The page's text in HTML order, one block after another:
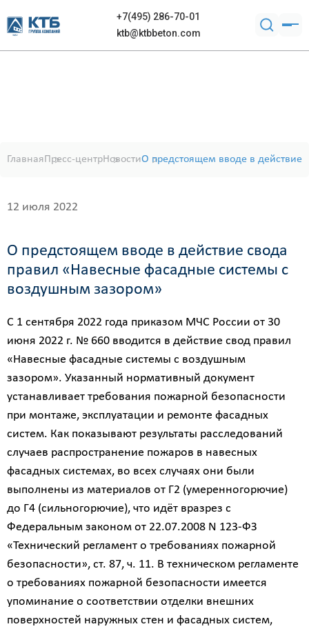
+7(495) 286-70-01
ktb@ktbbeton.com
ГлавнаяПресс-центрНовостиО предстоящем вводе в
12 июля 2022
О предстоящем вводе в действие свода
правил «Навесные фасадные системы с
воздушным зазором»
С 1 сентября 2022 года приказом МЧС России от 30
июня 2022 г. № 660 вводится в действие свод правил
«Навесные фасадные системы с воздушным
зазором». Указанный нормативный документ
устанавливает требования пожарной безопасности
при монтаже, эксплуатации и ремонте фасадных
систем. Как показывают результаты расследований
случаев распространение пожаров в навесных
фасадных системах, во всех случаях они были
выполнены из материалов от Г2 (умеренногорючие)
до Г4 (сильногорючие), что идёт вразрез с
Федеральным законом от 22.07.2008 N 123-ФЗ
«Технический регламент о требованиях пожарной
безопасности», ст. 87, ч. 11. В техническом регламенте
о требованиях пожарной безопасности имеется
упоминание о соответствии отделки внешних
поверхностей наружных стен и фасадных систем,